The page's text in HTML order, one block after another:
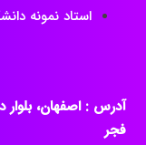
آدرس : اصفهان،
تلفن : ‎09139164277